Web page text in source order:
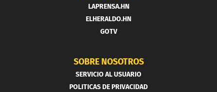
LAPRENSA.HN
ELHERALDO.HN
GOTV
SOBRE NOSOTROS
SERVICIO AL USUARIO
POLITICAS DE PRIVACIDAD